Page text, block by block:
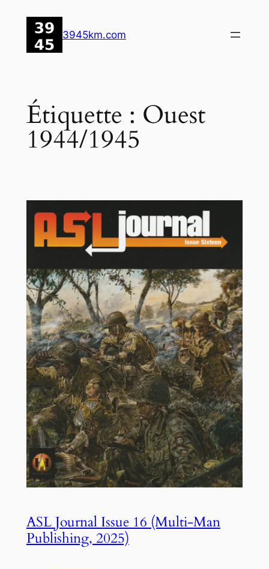
contenu
3945km.com
Étiquette : Ouest
1944/1945
ASL Journal Issue 16 (Multi-Man
Publishing, 2025)